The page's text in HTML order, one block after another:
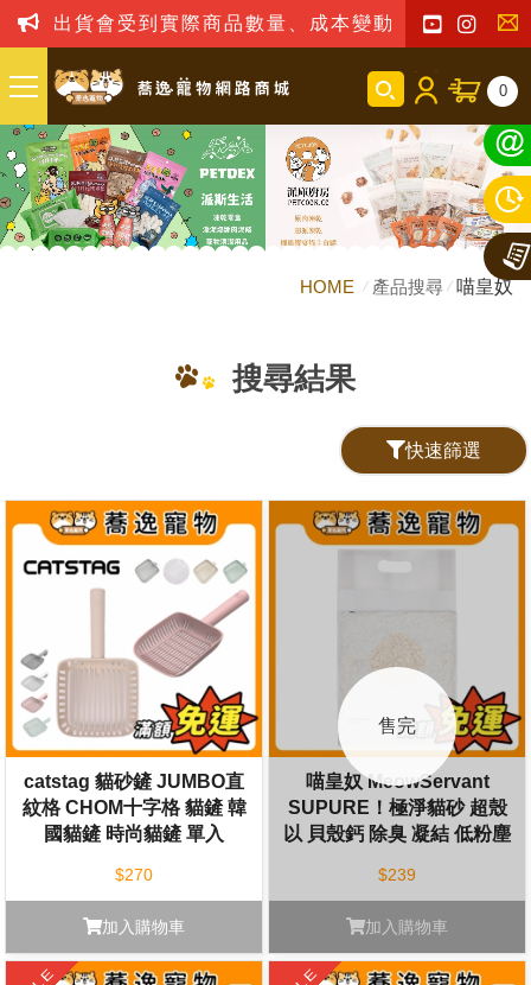
出貨會受到實際商品數量、成本變動之影響，我
聯
我
們
0
HOME 產品搜尋 喵皇奴
搜尋結果
快速篩選
catstag 貓砂鏟 JUMBO直
紋格 CHOM十字格 貓鏟 韓
國貓鏟 時尚貓鏟 單入
$270
加入購物車
喵皇奴 MeowServant
SUPURE！極淨貓砂 超殼
以 貝殼鈣 除臭 凝結 低粉塵
$239
加入購物車